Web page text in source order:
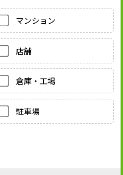
マンション
店舗
倉庫・工場
駐車場